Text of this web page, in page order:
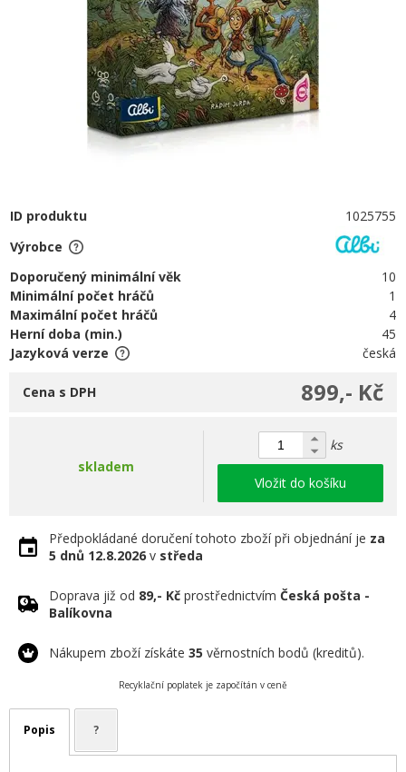
ID produktu
1025755
Výrobce
Doporučený minimální věk
10
Minimální počet hráčů
1
Maximální počet hráčů
4
Herní doba (min.)
45
Jazyková verze
česká
899,- Kč
Cena s DPH
skladem
ks
Vložit do košíku
Předpokládané doručení tohoto zboží při objednání je za
5 dnů 12.8.2026 v středa
Doprava již od 89,- Kč prostřednictvím Česká pošta -
Balíkovna
Nákupem zboží získáte 35 věrnostních bodů (kreditů).
Recyklační poplatek je započítán v ceně
Popis ?